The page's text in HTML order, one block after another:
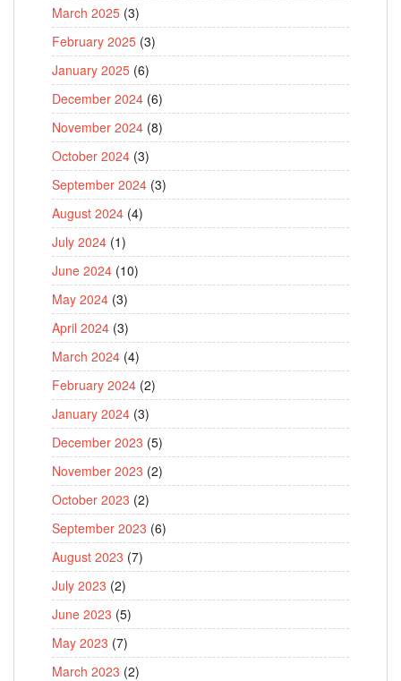
March 2025 (3)
February 2025 (3)
January 2025 (6)
December 2024 (6)
November 2024 (8)
October 2024 (3)
September 2024 (3)
August 2024 (4)
July 2024 (1)
June 2024 (10)
May 2024 (3)
April 2024 (3)
March 2024 (4)
February 2024 (2)
January 2024 (3)
December 2023 (5)
November 2023 (2)
October 2023 (2)
September 2023 (6)
August 2023 (7)
July 2023 (2)
June 2023 (5)
May 2023 (7)
March 2023 (2)